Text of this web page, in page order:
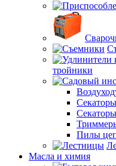
тройники
Секаторы
Пилы
Масла и химия